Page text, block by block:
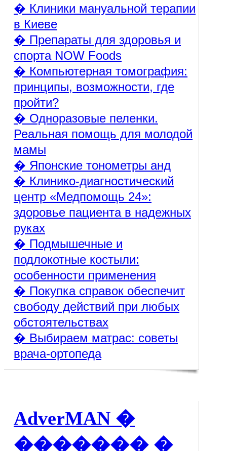
� Клиники мануальной терапии
в Киеве
� Препараты для здоровья и
спорта NOW Foods
� Компьютерная томография:
принципы, возможности, где
пройти?
� Одноразовые пеленки.
Реальная помощь для молодой
мамы
� Японские тонометры анд
� Клинико-диагностический
центр «Медпомощь 24»:
здоровье пациента в надежных
руках
� Подмышечные и
подлокотные костыли:
особенности применения
� Покупка справок обеспечит
свободу действий при любых
обстоятельствах
� Выбираем матрас: советы
врача-ортопеда
AdverMAN �
������� �